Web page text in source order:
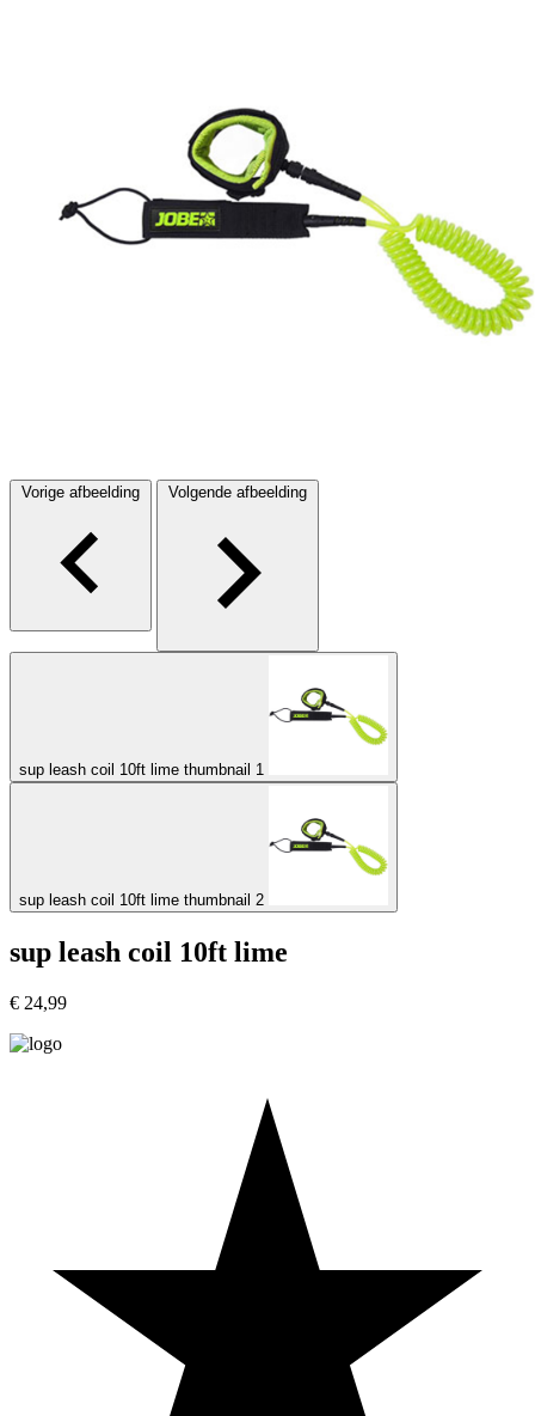
Vorige afbeelding Volgende afbeelding
sup leash coil 10ft lime thumbnail 1
sup leash coil 10ft lime thumbnail 2
sup leash coil 10ft lime
€ 24,99